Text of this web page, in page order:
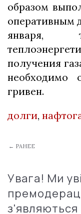
образом
оперативным
января,
получения
необходимо
гривен.
долги,
← РАНЕЕ
Увага! Ми
з'являються